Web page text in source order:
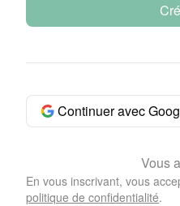
Continuer avec
Vous
En vous inscrivant, vous
politique de confidentialité.